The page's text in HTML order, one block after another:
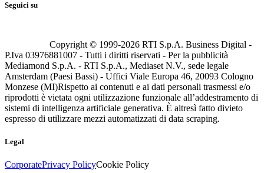
Seguici su
Copyright © 1999-2026 RTI S.p.A. Business Digital -
P.Iva 03976881007 - Tutti i diritti riservati - Per la pubblicità
Mediamond S.p.A. - RTI S.p.A., Mediaset N.V., sede legale
Amsterdam (Paesi Bassi) - Uffici Viale Europa 46, 20093 Cologno
Monzese (MI)Rispetto ai contenuti e ai dati personali trasmessi e/o
riprodotti è vietata ogni utilizzazione funzionale all’addestramento di
sistemi di intelligenza artificiale generativa. È altresì fatto divieto
espresso di utilizzare mezzi automatizzati di data scraping.
Legal
CorporatePrivacy PolicyCookie Policy